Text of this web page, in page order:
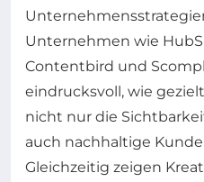
Unternehmen wie
Contentbird und
eindrucksvoll, wie
nicht nur die
auch nachhaltige
Gleichzeitig zeigen